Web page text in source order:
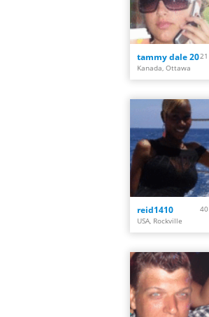
tammy dale 2021
Kanada, Ottawa
reid1410
40
USA, Rockville